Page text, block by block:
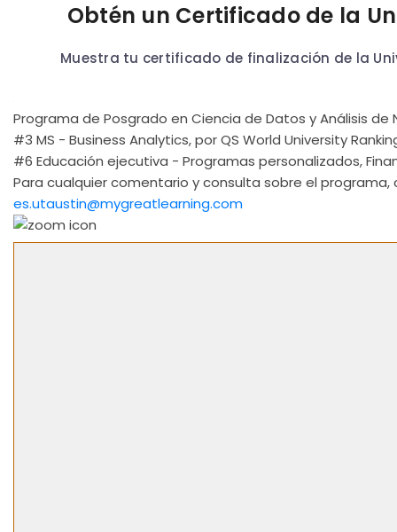
Obtén un Certificado de la
Muestra tu certificado de finalización de la
Programa de Posgrado en Ciencia de Datos y Análisis de
#3 MS - Business Analytics, por QS World University
#6 Educación ejecutiva - Programas personalizados,
Para cualquier comentario y consulta sobre el
es.utaustin@mygreatlearning.com